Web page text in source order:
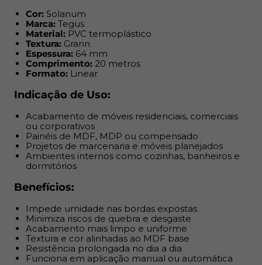
Impede umidade nas bordas expostas
Minimiza riscos de quebra e desgaste
Acabamento mais limpo e uniforme
Textura e cor alinhadas ao MDF base
Resistência prolongada no dia a dia
Para coladeiras: utilize adesivo Hotmelt
Aplicação à mão: use cola de contato
Corte a fita na medida do painel
Fixe com pressão por toda a extensão
Garantia e Entrega:
Produto com nota fiscal
Armazenar em local seco e arejado, fora da luz direta
do sol
Cor: Solanum
Marca: Tegus
Material: PVC termoplástico
Textura: Grann
Espessura: 64 mm
Comprimento: 20 metros
Formato: Linear
Indicação de Uso:
Acabamento de móveis residenciais, comerciais
ou corporativos
Painéis de MDF, MDP ou compensado
Projetos de marcenaria e móveis planejados
Ambientes internos como cozinhas, banheiros e
dormitórios
Benefícios:
Impede umidade nas bordas expostas
Minimiza riscos de quebra e desgaste
Acabamento mais limpo e uniforme
Textura e cor alinhadas ao MDF base
Resistência prolongada no dia a dia
Funciona em aplicação manual ou automática